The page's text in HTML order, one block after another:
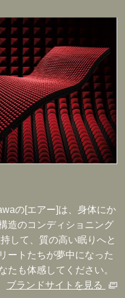
の[エアー]は、身体にか
造のコンディショニング
して、質の高い眠りへと
ートたちが夢中になった
たも体感してください。
ブランドサイトを見る